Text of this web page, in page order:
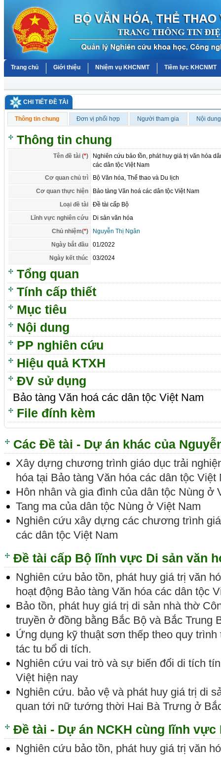
Trang chủ Giới thiệu Nhiệm vụ KHCNMT Tiềm lực KHCNMT
CHI TIẾT ĐỀ TÀI
Thông tin chung Đơn vị phối hợp Người tham gia Nội
Thông tin chung
Tên đề tài (*)
Nghiên cứu bảo tồn, phát huy giá trị văn hóa
các dân tộc Việt Nam
Cơ quan chủ trì
Bộ Văn hóa, Thể thao và Du lịch
Cơ quan thực hiện
Bảo tàng Văn hoá các dân tộc Việt Nam
Loại đề tài
Đề tài cấp Bộ
Lĩnh vực nghiên cứu
Di sản văn hóa
Chủ nhiệm(*)
Nguyễn Thị Ngân
Ngày bắt đầu
01/2022
Ngày kết thúc
03/2024
Tổng quan
Tính cấp thiết
Mục tiêu
Nội dung
PP nghiên cứu
Hiệu quả KTXH
ĐV sử dụng
Bảo tàng Văn hoá các dân tộc Việt Nam
File đính kèm
Các Đề tài - Dự án khác của
Xây dựng chương trình giáo dục trải
hóa tại Bảo tàng Văn hóa các dân tộc Việt
Hôn nhân và gia đình của dân tộc Nùng ở
Tang ma của dân tộc Nùng ở Việt Nam
Nghiên cứu xây dựng các chương trình
các dân tộc Việt Nam
Đề tài cấp Bộ lĩnh vực Di sản văn
Nghiên cứu bảo tồn, phát huy giá trị văn
hoạt động Bảo tàng Văn hóa các dân tộc
Bảo tồn, phát huy giá trị di sản nhà thờ
truyền ở đồng bằng Bắc Bộ và Bắc Trung
Ứng dụng kỹ thuật sơn thếp theo quy
tác tu bổ di tích.
Nghiên cứu vai trò và sự biến đổi di tích
Việt hiện nay
Nghiên cứu. bảo vệ và phát huy giá trị di
quan tới nữ tướng thời Hai Bà Trưng ở
Đề tài - Dự án NCKH cùng lĩnh vực
Nghiên cứu bảo tồn, phát huy giá trị văn